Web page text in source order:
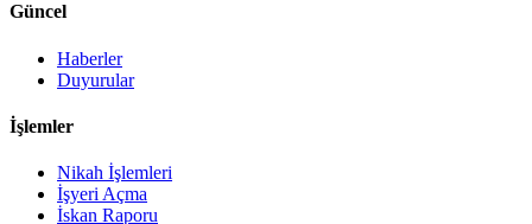
Güncel
Haberler
Duyurular
İşlemler
Nikah İşlemleri
İşyeri Açma
İskan Raporu